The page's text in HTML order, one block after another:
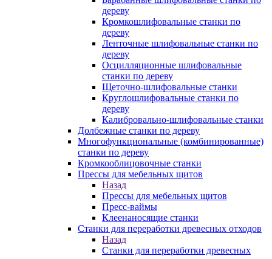
дереву
Кромкошлифовальные станки по
дереву
Ленточные шлифовальные станки по
дереву
Осцилляционные шлифовальные
станки по дереву
Щеточно-шлифовальные станки
Круглошлифовальные станки по
дереву
Калибровально-шлифовальные станки
Долбежные станки по дереву
Многофункциональные (комбинированные)
станки по дереву
Кромкооблицовочные станки
Прессы для мебельных щитов
Назад
Прессы для мебельных щитов
Пресс-ваймы
Клеенаносящие станки
Станки для переработки древесных отходов
Назад
Станки для переработки древесных